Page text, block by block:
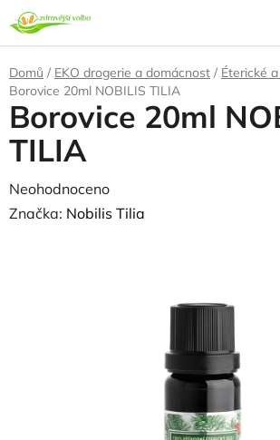
Přejít
na
obsah
Domů / EKO drogerie a domácnost / Éterické
Borovice 20ml NOBILIS TILIA
Borovice 20ml
TILIA
Průměrné
hodnocení
Neohodnoceno
Značka: Nobilis Tilia